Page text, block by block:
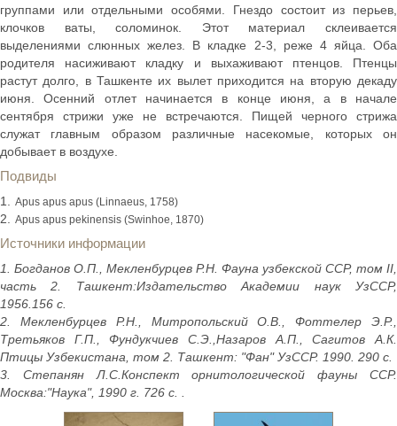
группами или отдельными особями. Гнездо состоит из перьев,
клочков ваты, соломинок. Этот материал склеивается
выделениями слюнных желез. В кладке 2-3, реже 4 яйца. Оба
родителя насиживают кладку и выхаживают птенцов. Птенцы
растут долго, в Ташкенте их вылет приходится на вторую декаду
июня. Осенний отлет начинается в конце июня, а в начале
сентября стрижи уже не встречаются. Пищей черного стрижа
служат главным образом различные насекомые, которых он
добывает в воздухе.
Подвиды
Apus apus apus (Linnaeus, 1758)
Apus apus pekinensis (Swinhoe, 1870)
Источники информации
1. Богданов О.П., Мекленбурцев Р.Н. Фауна узбекской ССР, том II,
часть 2. Ташкент:Издательство Академии наук УзССР,
1956.156 с.
2. Мекленбурцев Р.Н., Митропольский О.В., Фоттелер Э.Р.,
Третьяков Г.П., Фундукчиев С.Э.,Назаров А.П., Сагитов А.К.
Птицы Узбекистана, том 2. Ташкент: "Фан" УзССР. 1990. 290 с.
3. Степанян Л.С.Конспект орнитологической фауны ССР.
Москва:"Наука", 1990 г. 726 с. .